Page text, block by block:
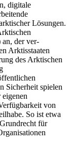
digitale
Lösungen.
an, der ver­
Arktisstaaten
des Arkti­schen
Sicherheit spielen
von
So ist etwa
für